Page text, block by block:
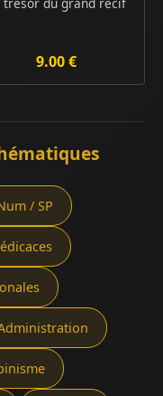
9.00 €
/ SP